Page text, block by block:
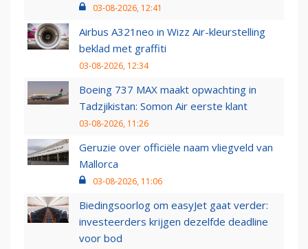
03-08-2026, 12:41
Airbus A321neo in Wizz Air-kleurstelling
beklad met graffiti
03-08-2026, 12:34
Boeing 737 MAX maakt opwachting in
Tadzjikistan: Somon Air eerste klant
03-08-2026, 11:26
Geruzie over officiële naam vliegveld van
Mallorca
03-08-2026, 11:06
Biedingsoorlog om easyJet gaat verder:
investeerders krijgen dezelfde deadline
voor bod